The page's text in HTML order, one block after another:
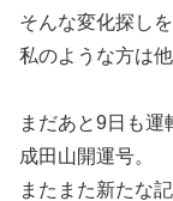
そんな変化探し
私のような方は
まだあと9日も運
成田山開運号。
またまた新たな